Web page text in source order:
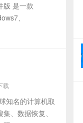
版 是一款
、
载
知名的计算机取
、数据恢复、